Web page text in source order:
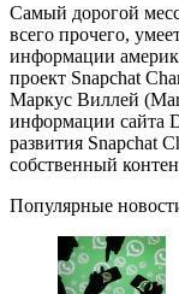
Самый дорогой
всего прочего,
информации
проект Snapchat
Маркус Виллей
информации сайта
развития Snapchat
собственный
Популярные